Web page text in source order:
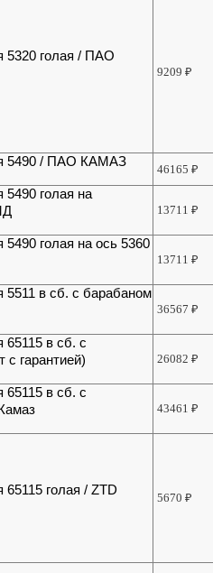
5320 голая / ПАО
9209₽
5490 / ПАО КАМАЗ
46165₽
5490 голая на
13711₽
голая на ось 5360
13711₽
5511 в сб. с барабаном
36567₽
65115 в сб. с
с гарантией)
26082₽
65115 в сб. с
43461₽
голая / ZTD
5670₽